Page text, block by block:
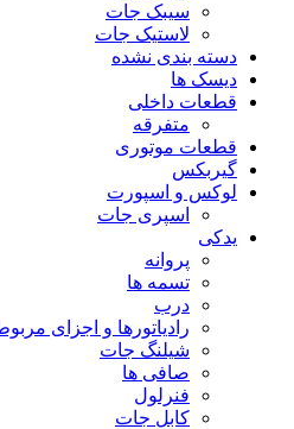
سیبک جات
لاستیک جات
دسته بندی نشده
دیسک ها
قطعات داخلی
متفرقه
قطعات موتوری
گیربکس
لوکس و اسپورت
اسپری جات
یدکی
پروانه
تسمه ها
درب
رادیاتورها و اجزای
شیلنگ جات
صافی ها
فنرلول
کابل جات